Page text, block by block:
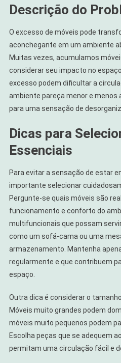
Descrição do
O excesso de móveis pode
aconchegante em um ambiente
Muitas vezes, acumulamos
considerar seu impacto no
excesso podem dificultar a
ambiente pareça menor e menos
para uma sensação de
Dicas para
Essenciais
Para evitar a sensação de estar
importante selecionar
Pergunte-se quais móveis são
funcionamento e conforto do
multifuncionais que possam
como um sofá-cama ou uma
armazenamento. Mantenha
regularmente e que contribuem
espaço.
Outra dica é considerar o
Móveis muito grandes podem
móveis muito pequenos podem
Escolha peças que se adequem
permitam uma circulação fácil e